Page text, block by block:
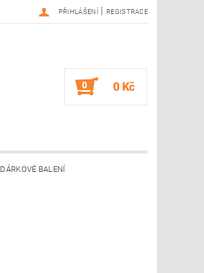
PŘIHLÁŠENÍ | REGISTRACE
0 0 Kč
DÁRKOVÉ BALENÍ